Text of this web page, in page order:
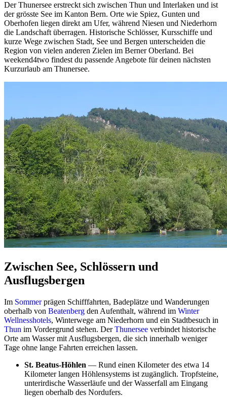
Der Thunersee erstreckt sich zwischen Thun und Interlaken und ist
der grösste See im Kanton Bern. Orte wie Spiez, Gunten und
Oberhofen liegen direkt am Ufer, während Niesen und Niederhorn
die Landschaft überragen. Historische Schlösser, Kursschiffe und
kurze Wege zwischen Stadt, See und Bergen unterscheiden die
Region von vielen anderen Zielen im Berner Oberland. Bei
weekend4two findest du passende Angebote für deinen nächsten
Kurzurlaub am Thunersee.
Zwischen See, Schlössern und
Ausflugsbergen
Im Sommerprägen Schifffahrten, Badeplätze und Wanderungen
oberhalb von Beatenberg den Aufenthalt, während im Winter
Wellnesshotels, Winterwege am Niederhorn und ein Stadtbesuch in
Thun im Vordergrund stehen. DerThunersee verbindet historische
Orte am Wasser mit Ausflugsbergen, die sich innerhalb weniger
Tage ohne lange Fahrten erreichen lassen.
St. Beatus-Höhlen — Rund einen Kilometer des etwa 14
Kilometer langen Höhlensystems ist zugänglich. Tropfsteine,
unterirdische Wasserläufe und der Wasserfall am Eingang
liegen oberhalb des Nordufers.